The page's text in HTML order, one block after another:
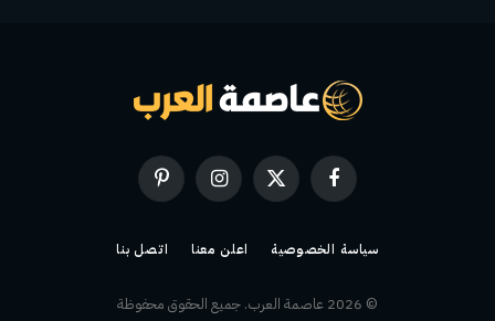
فيسبوك
X
(Twitter)
الانستغرامبينتيريست
سياسة الخصوصية اعلن معنا اتصل بنا
© 2026 عاصمة العرب. جميع الحقوق محفوظة